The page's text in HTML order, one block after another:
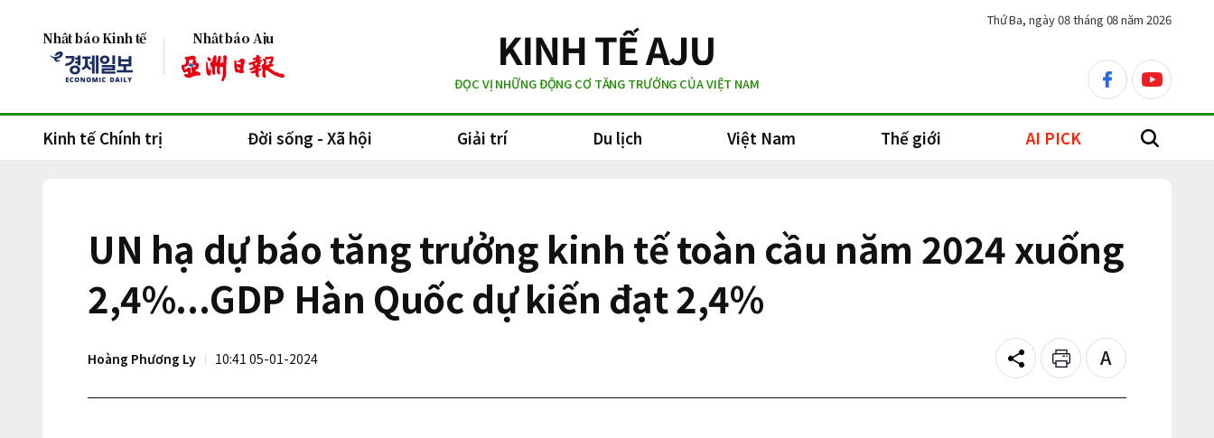
Nhật báo Kinh tế Nhật báo Aju
ĐỌC VỊ NHỮNG ĐỘNG CƠ TĂNG TRƯỞNG CỦA VIỆT NAM
facebookyoutube
Thứ Ba, ngày 08 tháng 08 năm 2026
Kinh tế Chính trị Đời sống - Xã hội Giải trí Du lịch Việt Nam Thế giới AI PICK search
UN hạ dự báo tăng trưởng kinh tế toàn cầu năm 2024 xuống
2,4%...GDP Hàn Quốc dự kiến đạt ​​2,4%
Hoàng Phương Ly 10:41 05-01-2024 Share Print
Text
size